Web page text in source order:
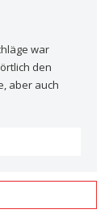
war
den
aber auch